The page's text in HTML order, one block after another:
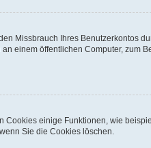
Missbrauch Ihres Benutzerkontos
einem öffentlichen Computer, zum
Cookies einige Funktionen, wie
Sie die Cookies löschen.